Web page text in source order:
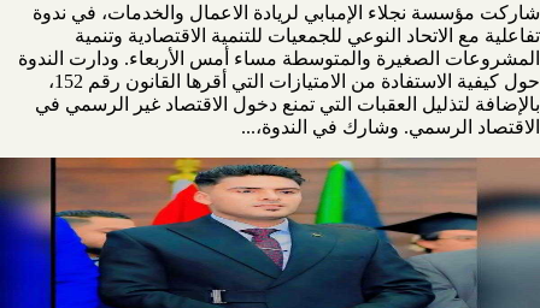
شاركت مؤسسة نجلاء الإمبابي لريادة الاعمال والخدمات، في ندوة
تفاعلية مع الاتحاد النوعي للجمعيات للتنمية الاقتصادية وتنمية
المشروعات الصغيرة والمتوسطة مساء أمس الأربعاء. ودارت الندوة
حول كيفية الاستفادة من الامتيازات التي أقرها القانون رقم 152،
بالإضافة لتذليل العقبات التي تمنع دخول الاقتصاد غير الرسمي في
الاقتصاد الرسمي. وشارك في الندوة،...